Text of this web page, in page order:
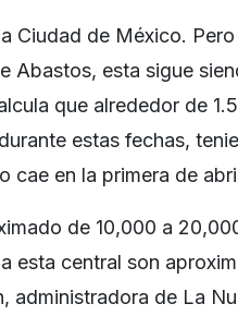
Ciudad de México.
Abastos, esta sigue
que alrededor de
estas fechas,
cae en la primera de
de 10,000 a
esta central son
administradora de La